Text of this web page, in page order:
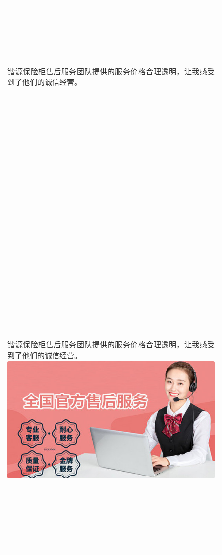
锴源保险柜售后服务团队提供的服务价格合理透明，让我感受
到了他们的诚信经营。
锴源保险柜售后服务团队提供的服务价格合理透明，让我感受
到了他们的诚信经营。